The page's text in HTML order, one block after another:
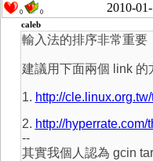
0 0 2010-
caleb
輸入法的排序非常重要
建議用下面兩個 link 的
1. http://
2. http://
--
其實我個人認為 gcin